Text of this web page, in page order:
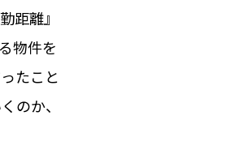
距離』
物件を
たこと
のか、